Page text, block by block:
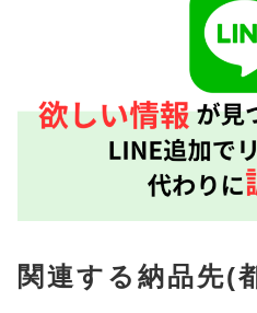
関連する納品先(